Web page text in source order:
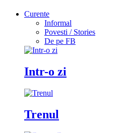
Curente
Informal
Povesti / Stories
De pe FB
Intr-o zi
Trenul